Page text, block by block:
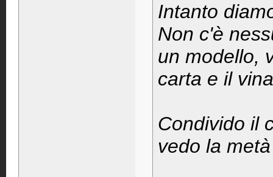
Intanto
Non c'è
un modello,
carta e il
Condivido il
vedo la